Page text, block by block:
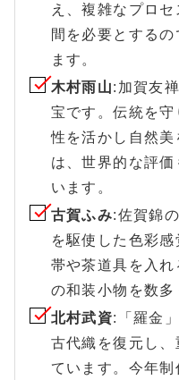
え、複雑なプロ
間を必要とする
ます。
木村雨山:加賀友
宝です。伝統を
性を活かし自然
は、世界的な評
います。
古賀ふみ:佐賀錦
を駆使した色彩感
帯や茶道具を入
の和装小物を数多
北村武資:「羅金
古代織を復元し
ています。今年